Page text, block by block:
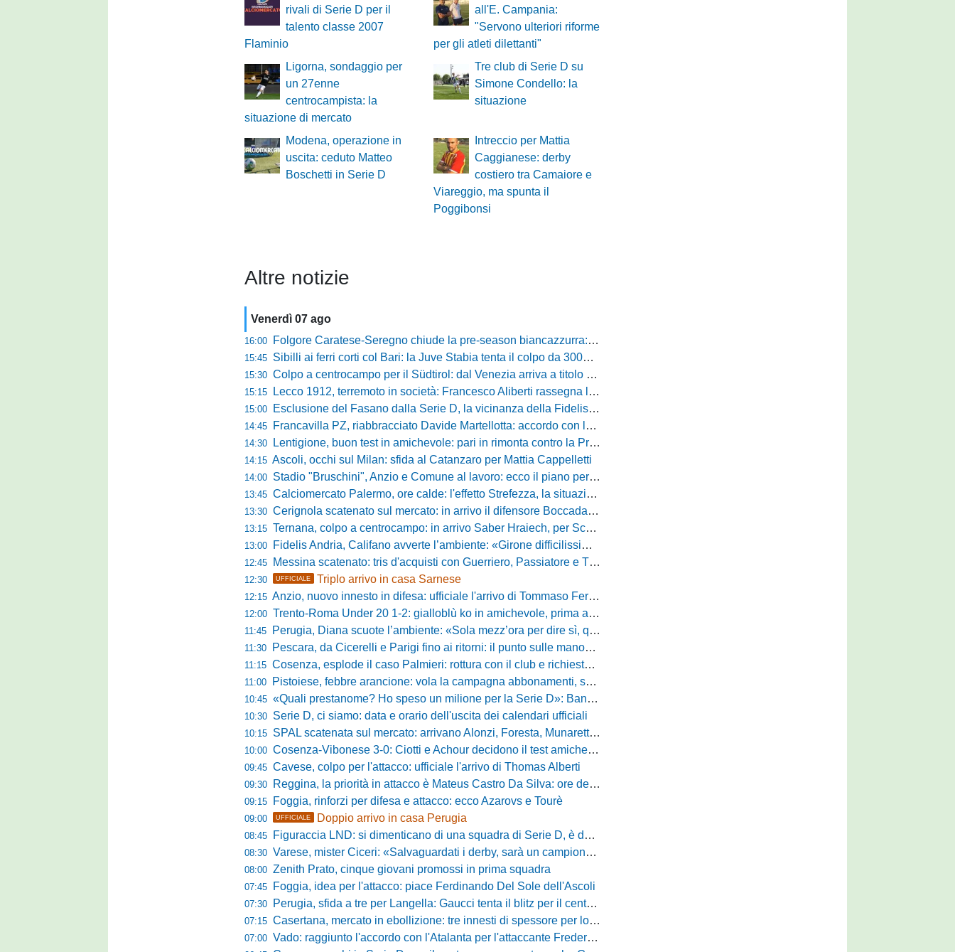
rivali di Serie D per il
talento classe 2007
Flaminio
all'E. Campania:
"Servono ulteriori riforme
per gli atleti dilettanti"
Ligorna, sondaggio per
un 27enne
centrocampista: la
situazione di mercato
Tre club di Serie D su
Simone Condello: la
situazione
Modena, operazione in
uscita: ceduto Matteo
Boschetti in Serie D
Intreccio per Mattia
Caggianese: derby
costiero tra Camaiore e
Viareggio, ma spunta il
Poggibonsi
Altre notizie
Venerdì 07 ago
16:00 Folgore Caratese-Seregno chiude la pre-season biancazzurra: info e dove vedere il match
15:45 Sibilli ai ferri corti col Bari: la Juve Stabia tenta il colpo da 300mila euro
15:30 Colpo a centrocampo per il Südtirol: dal Venezia arriva a titolo definitivo Bjarki Bjarkason
15:15 Lecco 1912, terremoto in società: Francesco Aliberti rassegna le dimissioni da tutte le cariche
15:00 Esclusione del Fasano dalla Serie D, la vicinanza della Fidelis Andria e le parole del presidente Vallarella
14:45 Francavilla PZ, riabbracciato Davide Martellotta: accordo con la Folgore Caratese per il ritorno in prestito
14:30 Lentigione, buon test in amichevole: pari in rimonta contro la Primavera del Sassuolo
14:15 Ascoli, occhi sul Milan: sfida al Catanzaro per Mattia Cappelletti
14:00 Stadio "Bruschini", Anzio e Comune al lavoro: ecco il piano per far rientrare i tifosi
13:45 Calciomercato Palermo, ore calde: l'effetto Strefezza, la situazione Segre e i nomi per l'attacco
13:30 Cerignola scatenato sul mercato: in arrivo il difensore Boccadamo a titolo temporaneo
13:15 Ternana, colpo a centrocampo: in arrivo Saber Hraiech, per Scappini si attende l'accordo
13:00 Fidelis Andria, Califano avverte l’ambiente: «Girone difficilissimo, affascinante e bellissimo: non prometto risultati»
12:45 Messina scatenato: tris d'acquisti con Guerriero, Passiatore e Theodore
12:30 UFFICIALE Triplo arrivo in casa Sarnese
12:15 Anzio, nuovo innesto in difesa: ufficiale l'arrivo di Tommaso Ferraro
12:00 Trento-Roma Under 20 1-2: gialloblù ko in amichevole, prima apparizione per Caia
11:45 Perugia, Diana scuote l’ambiente: «Sola mezz’ora per dire sì, qui per costruire una squadra da livello»
11:30 Pescara, da Cicerelli e Parigi fino ai ritorni: il punto sulle manovre del Delfino
11:15 Cosenza, esplode il caso Palmieri: rottura con il club e richiesta di cessione
11:00 Pistoiese, febbre arancione: vola la campagna abbonamenti, superata quota 750 tessere
10:45 «Quali prestanome? Ho speso un milione per la Serie D»: Bandecchi rompe il silenzio sul futuro della Ternana
10:30 Serie D, ci siamo: data e orario dell'uscita dei calendari ufficiali
10:15 SPAL scatenata sul mercato: arrivano Alonzi, Foresta, Munaretto e Tobia
10:00 Cosenza-Vibonese 3-0: Ciotti e Achour decidono il test amichevole di Lorica
09:45 Cavese, colpo per l'attacco: ufficiale l'arrivo di Thomas Alberti
09:30 Reggina, la priorità in attacco è Mateus Castro Da Silva: ore decisive per la fumata bianca
09:15 Foggia, rinforzi per difesa e attacco: ecco Azarovs e Tourè
09:00 UFFICIALE Doppio arrivo in casa Perugia
08:45 Figuraccia LND: si dimenticano di una squadra di Serie D, è da rifare il programma Coppa Italia
08:30 Varese, mister Ciceri: «Salvaguardati i derby, sarà un campionato avvincente»
08:00 Zenith Prato, cinque giovani promossi in prima squadra
07:45 Foggia, idea per l'attacco: piace Ferdinando Del Sole dell'Ascoli
07:30 Perugia, sfida a tre per Langella: Gaucci tenta il blitz per il centrocampista del Cosenza
07:15 Casertana, mercato in ebollizione: tre innesti di spessore per lo scacchiere di Vinicio Espinal
07:00 Vado: raggiunto l'accordo con l'Atalanta per l'attaccante Frederick Samuel Ndongue